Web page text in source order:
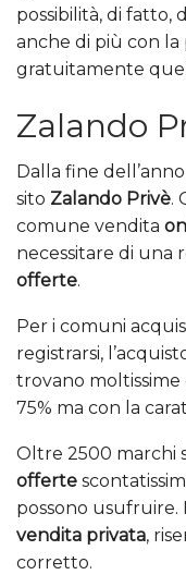
possibilità, di fatto,
anche di più con la
gratuitamente
Zalando
Dalla fine
sito Zalando Privè.
comune vendita
necessitare di una
offerte.
Per i comuni
registrarsi,
trovano
75% ma con la
Oltre 2500 marchi
offerte
possono usufruire.
vendita privata,
corretto.